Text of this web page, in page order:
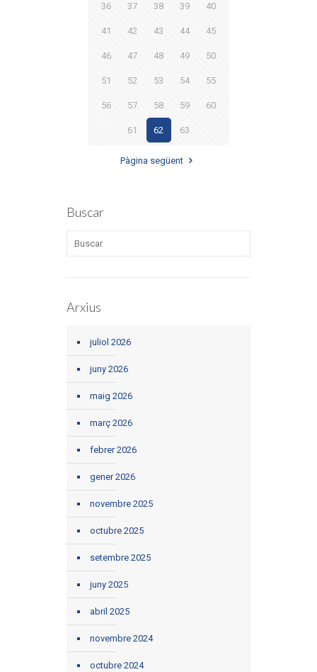
36 37 38 39 40
41 42 43 44 45
46 47 48 49 50
51 52 53 54 55
56 57 58 59 60
61 62 63
Pàgina següent
Buscar
Arxius
juliol 2026
juny 2026
maig 2026
març 2026
febrer 2026
gener 2026
novembre 2025
octubre 2025
setembre 2025
juny 2025
abril 2025
novembre 2024
octubre 2024